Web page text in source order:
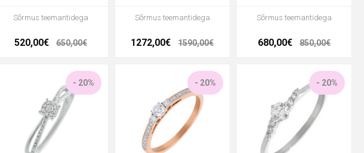
Sõrmus teemantidega
520,00€ 650,00€
Sõrmus teemantidega
1272,00€ 1590,00€
Sõrmus teemantidega
680,00€ 850,00€
- 20% - 20% - 20%